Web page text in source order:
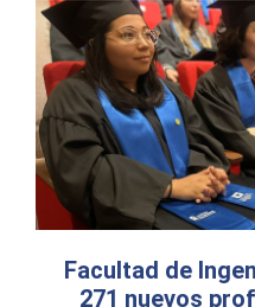
Facultad de
271 nuevos